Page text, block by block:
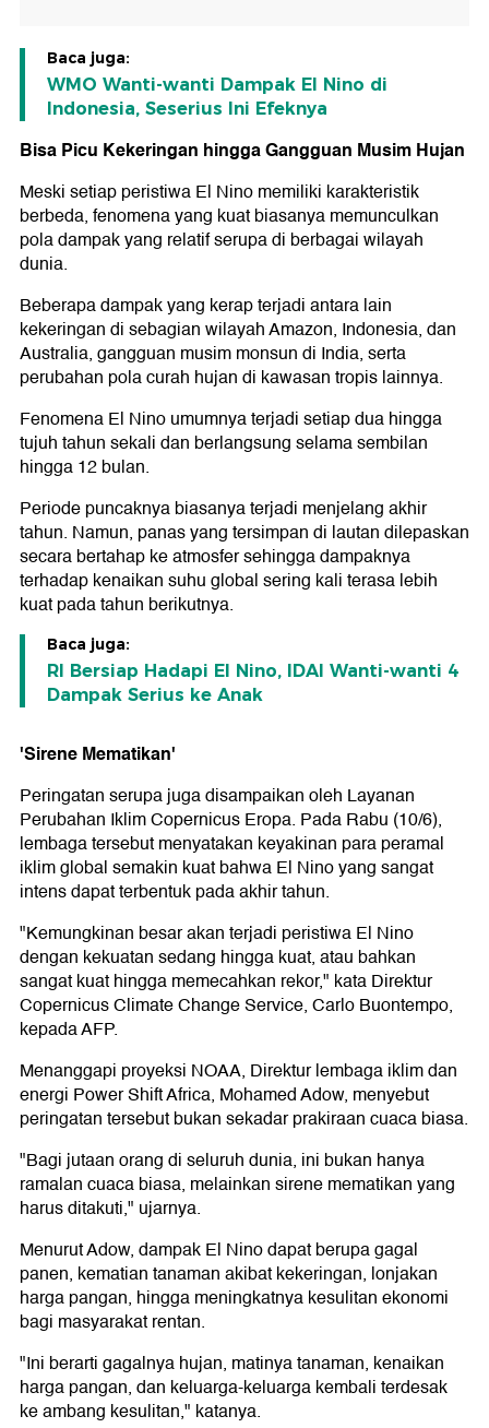
Baca juga:
WMO Wanti-wanti Dampak El Nino di
Indonesia, Seserius Ini Efeknya
Bisa Picu Kekeringan hingga Gangguan Musim Hujan
Meski setiap peristiwa El Nino memiliki karakteristik
berbeda, fenomena yang kuat biasanya memunculkan
pola dampak yang relatif serupa di berbagai wilayah
dunia.
Beberapa dampak yang kerap terjadi antara lain
kekeringan di sebagian wilayah Amazon, Indonesia, dan
Australia, gangguan musim monsun di India, serta
perubahan pola curah hujan di kawasan tropis lainnya.
Fenomena El Nino umumnya terjadi setiap dua hingga
tujuh tahun sekali dan berlangsung selama sembilan
hingga 12 bulan.
Periode puncaknya biasanya terjadi menjelang akhir
tahun. Namun, panas yang tersimpan di lautan dilepaskan
secara bertahap ke atmosfer sehingga dampaknya
terhadap kenaikan suhu global sering kali terasa lebih
kuat pada tahun berikutnya.
Baca juga:
RI Bersiap Hadapi El Nino, IDAI Wanti-wanti 4
Dampak Serius ke Anak
'Sirene Mematikan'
Peringatan serupa juga disampaikan oleh Layanan
Perubahan Iklim Copernicus Eropa. Pada Rabu (10/6),
lembaga tersebut menyatakan keyakinan para peramal
iklim global semakin kuat bahwa El Nino yang sangat
intens dapat terbentuk pada akhir tahun.
"Kemungkinan besar akan terjadi peristiwa El Nino
dengan kekuatan sedang hingga kuat, atau bahkan
sangat kuat hingga memecahkan rekor," kata Direktur
Copernicus Climate Change Service, Carlo Buontempo,
kepada AFP.
Menanggapi proyeksi NOAA, Direktur lembaga iklim dan
energi Power Shift Africa, Mohamed Adow, menyebut
peringatan tersebut bukan sekadar prakiraan cuaca biasa.
"Bagi jutaan orang di seluruh dunia, ini bukan hanya
ramalan cuaca biasa, melainkan sirene mematikan yang
harus ditakuti," ujarnya.
Menurut Adow, dampak El Nino dapat berupa gagal
panen, kematian tanaman akibat kekeringan, lonjakan
harga pangan, hingga meningkatnya kesulitan ekonomi
bagi masyarakat rentan.
"Ini berarti gagalnya hujan, matinya tanaman, kenaikan
harga pangan, dan keluarga-keluarga kembali terdesak
ke ambang kesulitan," katanya.